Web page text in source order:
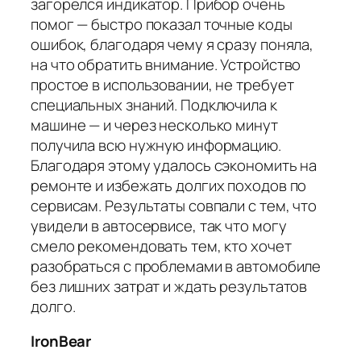
помог — быстро показал точные коды
ошибок, благодаря чему я сразу поняла,
на что обратить внимание. Устройство
простое в использовании, не требует
специальных знаний. Подключила к
машине — и через несколько минут
получила всю нужную информацию.
Благодаря этому удалось сэкономить на
ремонте и избежать долгих походов по
сервисам. Результаты совпали с тем, что
увидели в автосервисе, так что могу
смело рекомендовать тем, кто хочет
разобраться с проблемами в автомобиле
без лишних затрат и ждать результатов
долго.
IronBear